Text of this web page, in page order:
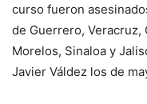
curso fueron
de Guerrero, Veracruz,
Morelos, Sinaloa y
Javier Váldez los de